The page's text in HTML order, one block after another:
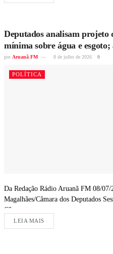
Deputados analisam
mínima sobre água e esgoto;
por Aruanã FM 8 de julho de 2026 0
POLÍTICA
Da Redação Rádio Aruanã FM 08/
Magalhães/Câmara dos Deputados
Câmara...
LEIA MAIS